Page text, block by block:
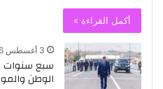
أكمل القراءة »
3 أغسطس 2026
سبع سنوات
الوطن